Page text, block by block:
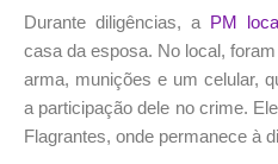
Durante diligências, a PM
casa da esposa. No local,
arma, munições e um celular,
a participação dele no crime.
Flagrantes, onde permanece à